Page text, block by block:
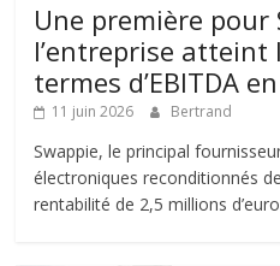
Une première pour
l’entreprise
termes d’EBITDA
11 juin 2026 Bertrand
Swappie, le principal
électroniques reconditionnés
rentabilité de 2,5 millions